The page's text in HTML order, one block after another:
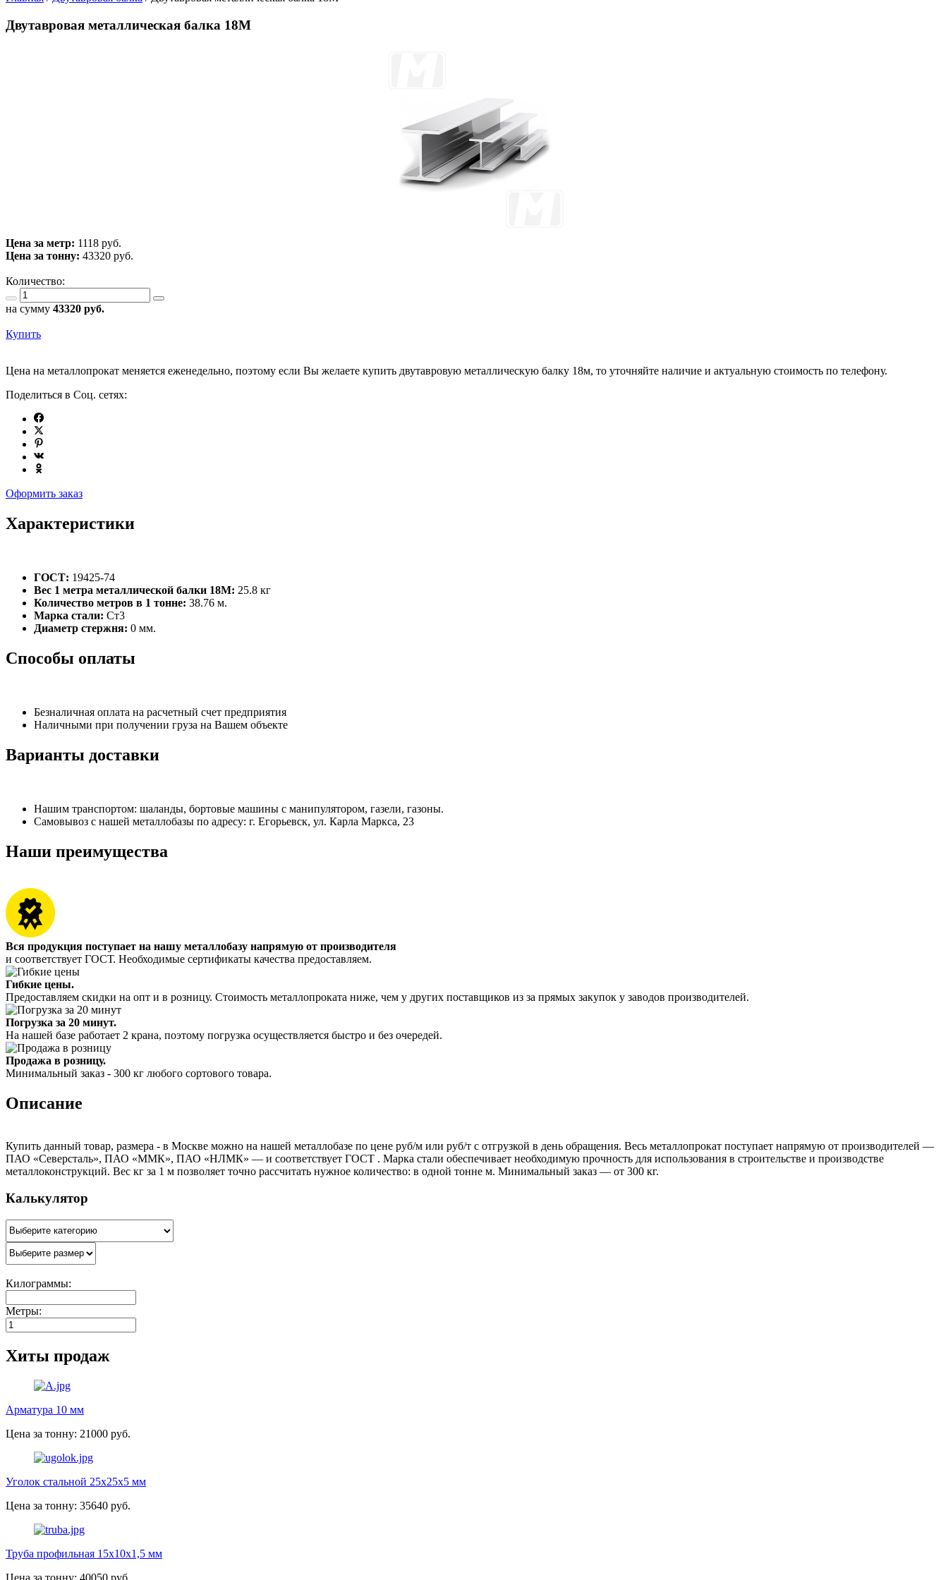
Двутавровая металлическая балка 18М
Цена за метр: 1118 руб.
Цена за тонну: 43320 руб.
Количество:
на сумму 43320 руб.
Купить
Цена на металлопрокат меняется еженедельно, поэтому если Вы желаете купить двутавровую металлическую балку 18м, то уточняйте наличие и актуальную стоимость по телефону.
Поделиться в Соц. сетях:
Оформить заказ
Характеристики
ГОСТ: 19425-74
Вес 1 метра металлической балки 18М: 25.8 кг
Количество метров в 1 тонне: 38.76 м.
Марка стали: Ст3
Диаметр стержня: 0 мм.
Способы оплаты
Безналичная оплата на расчетный счет предприятия
Наличными при получении груза на Вашем объекте
Варианты доставки
Нашим транспортом: шаланды, бортовые машины с манипулятором, газели, газоны.
Самовывоз с нашей металлобазы по адресу: г. Егорьевск, ул. Карла Маркса, 23
Наши преимущества
Вся продукция поступает на нашу металлобазу напрямую от производителя
и соответствует ГОСТ. Необходимые сертификаты качества предоставляем.
Гибкие цены.
Предоставляем скидки на опт и в розницу. Стоимость металлопроката ниже, чем у других поставщиков из за прямых закупок у заводов производителей.
Погрузка за 20 минут.
На нашей базе работает 2 крана, поэтому погрузка осуществляется быстро и без очередей.
Продажа в розницу.
Минимальный заказ - 300 кг любого сортового товара.
Описание
Купить данный товар, размера - в Москве можно на нашей металлобазе по цене руб/м или руб/т с отгрузкой в день обращения. Весь металлопрокат поступает напрямую от производителей —
ПАО «Северсталь», ПАО «ММК», ПАО «НЛМК» — и соответствует ГОСТ . Марка стали обеспечивает необходимую прочность для использования в строительстве и производстве
металлоконструкций. Вес кг за 1 м позволяет точно рассчитать нужное количество: в одной тонне м. Минимальный заказ — от 300 кг.
Калькулятор
Килограммы:
Метры:
Хиты продаж
Арматура 10 мм
Цена за тонну: 21000 руб.
Уголок стальной 25х25х5 мм
Цена за тонну: 35640 руб.
Труба профильная 15х10х1,5 мм
Цена за тонну: 40050 руб.